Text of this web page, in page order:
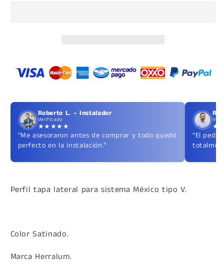
Roberto L. – Instalador
Verificado
★★★★★
“Me asesoraron antes de comprar y todo quedó
perfecto en la instalación.”
“El
Perfil tapa lateral para sistema México tipo V.
Color Satinado.
Marca Herralum.